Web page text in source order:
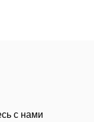
с нами